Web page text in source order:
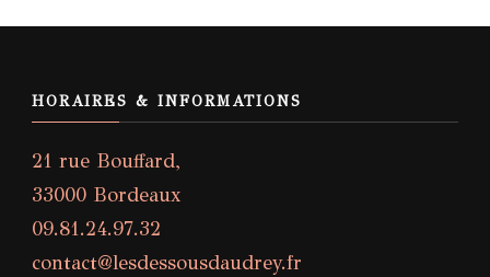
HORAIRES & INFORMATIONS
21 rue Bouffard,
33000 Bordeaux
09.81.24.97.32
contact@lesdessousdaudrey.fr